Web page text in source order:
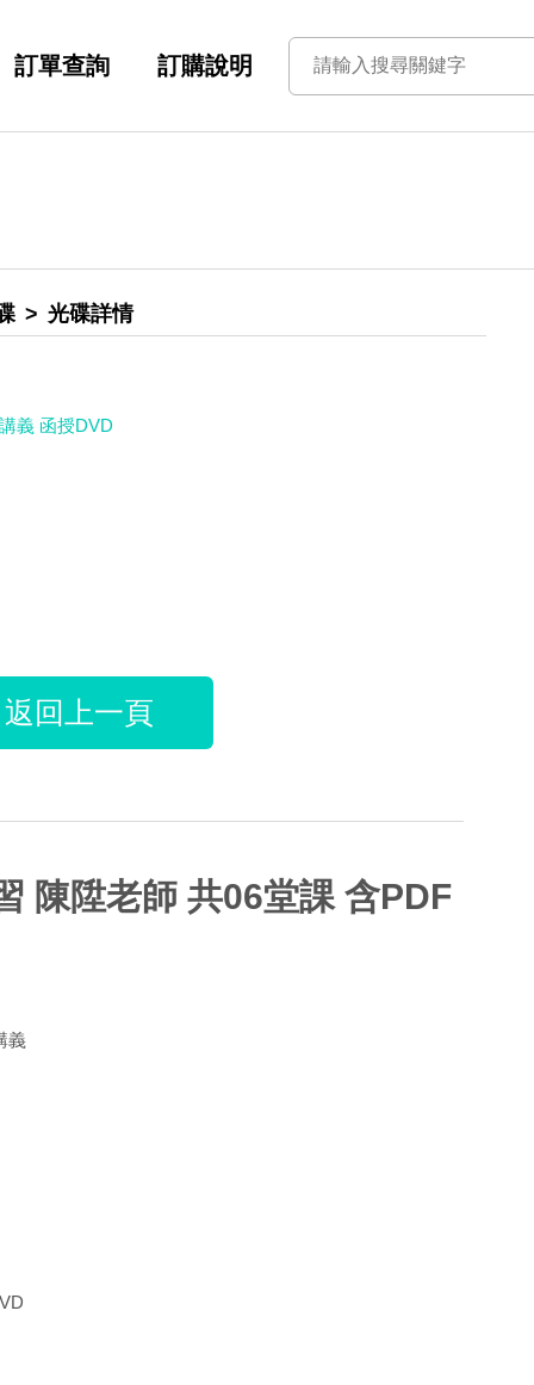
訂單查詢 訂購說明
光碟詳情
義 函授DVD
返回上一頁
陳陞老師 共06堂課 含PDF
義